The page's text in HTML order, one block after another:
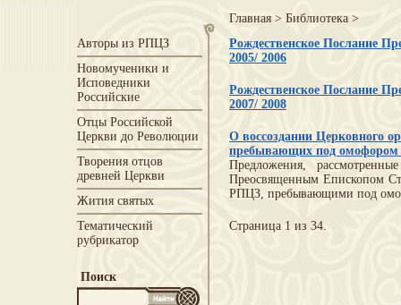
Главная> Библиотека >
Авторы из РПЦЗ
Новомученики и
Исповедники
Российские
Отцы Российской
Церкви до Революции
Творения отцов
древней Церкви
Жития святых
Тематический
рубрикатор
Поиск
Рождественское Послание
2005/ 2006
Рождественское Послание
2007/ 2008
О воссоздании Церковного
пребывающих под
Предложения,
Преосвященным Епископом
РПЦЗ, пребывающими под
Страница 1 из 34.